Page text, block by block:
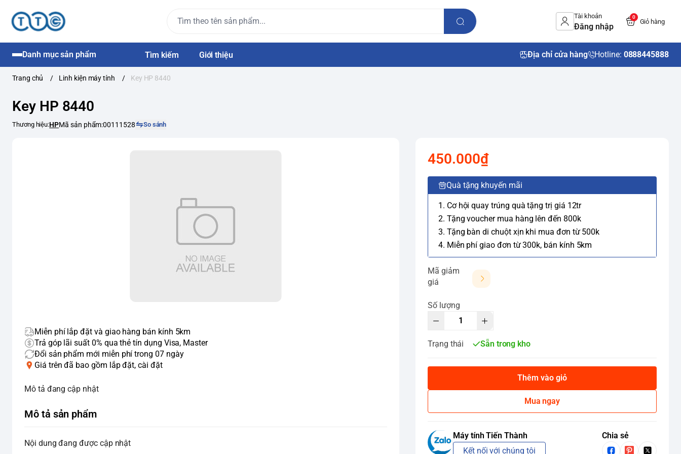
Tài khoản
Đăng nhập
0
Giỏ hàng
Danh mục sản phẩm Tìm kiếm Giới thiệu Địa chỉ cửa hàng Hotline: 0888445888
Trang chủ / Linh kiện máy tính / Key HP 8440
Key HP 8440
Thương hiệu:HPMã sản phẩm:00111528 So sánh
450.000₫
Quà tặng khuyến mãi
1. Cơ hội quay trúng quà tặng trị giá 12tr
2. Tặng voucher mua hàng lên đến 800k
3. Tặng bàn di chuột xịn khi mua đơn từ 500k
4. Miễn phí giao đơn từ 300k, bán kính 5km
Mã giảm
giá
Số lượng
Trạng thái Sẵn trong kho
Thêm vào giỏ
Mua ngay
Máy tính Tiến Thành
Kết nối với chúng tôi
Chia sẻ
Miễn phí lắp đặt và giao hàng bán kính 5km
Trả góp lãi suất 0% qua thẻ tín dụng Visa, Master
Đổi sản phẩm mới miễn phí trong 07 ngày
Giá trên đã bao gồm lắp đặt, cài đặt
Mô tả đang cập nhật
Mô tả sản phẩm
Nội dung đang được cập nhật